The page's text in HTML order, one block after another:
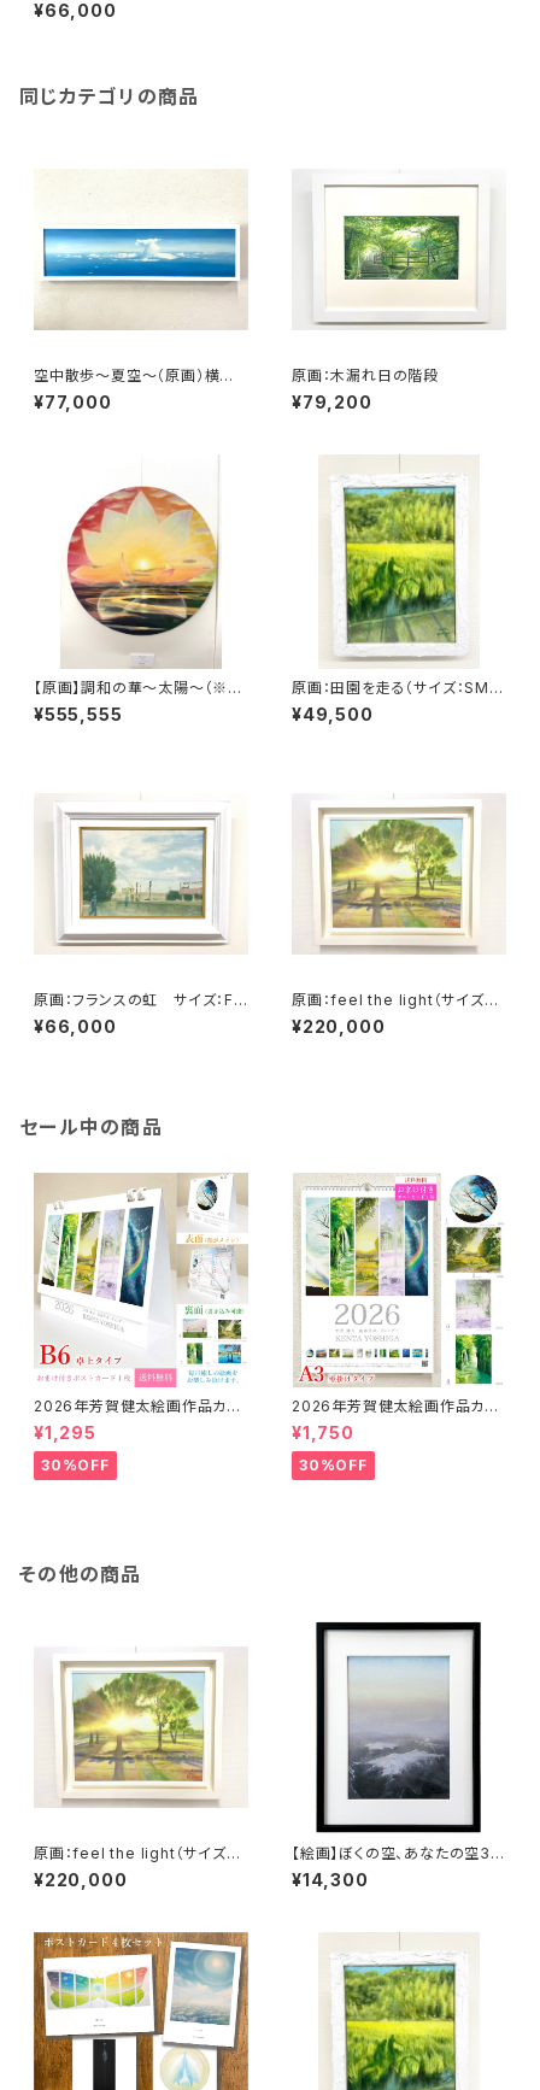
¥66,000
同じカテゴリの商品
空中散歩～夏空～（原画）横長
サイズ： 横930mm×縦240m
m
¥77,000
原画：木漏れ日の階段
¥79,200
【原画】調和の華〜太陽〜（※特
別記念作品の為、価格及び販売
条件調整中）
¥555,555
原画：田園を走る（サイズ：SM
号・額縁外寸：よこ25.8cm×た
て32.7㎝×奥行4.5㎝）
¥49,500
原画：フランスの虹 サイズ：F4
号・(よこ333 × たて242mm ）
¥66,000
原画：feel the light（サイズ：F
8号（額縁含む縦450mm×横5
60mm×奥行45mm））
¥220,000
セール中の商品
2026年芳賀健太絵画作品カレ
ンダー（卓上タイプB6）※おまけ
のポストカード付き
¥1,295
30%OFF
2026年芳賀健太絵画作品カレ
ンダー（壁掛けA3）※おまけの
ポストカード付き
¥1,750
30%OFF
その他の商品
原画：feel the light（サイズ：F
8号（額縁含む縦450mm×横5
60mm×奥行45mm））
¥220,000
【絵画】ぼくの空、あなたの空3
(複製画）
¥14,300